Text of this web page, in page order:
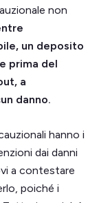
non
un deposito
prima del
a
danno.
hanno i
dai danni
a contestare
poiché i